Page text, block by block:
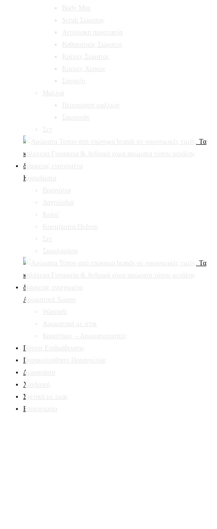
Body Mist
Scrub Σώματος
Αντηλιακή προστασία
Καθαρισμός Σώματος
Κρέμες Σώματος
Κρέμες Χεριών
Σύσφιξη
Mαλλιά
Περιποίηση μαλλιών
Σαμπουάν
Σετ
Κοσμήματα
Βραχιόλια
Δαχτυλίδια
Κολιέ
Κοσμήματα Ποδιού
Σετ
Σκουλαρίκια
Αρωματικά Χώρου
Waxmelt
Αρωματικά με στικ
Καυστήρες – Αρωματοποιητές
Πόντοι Επιβράβευσης
Παρακολούθηση Παραγγελίας
Δωροκάρτα
Χονδρική
Σχετικά με εμάς
Επικοινωνία